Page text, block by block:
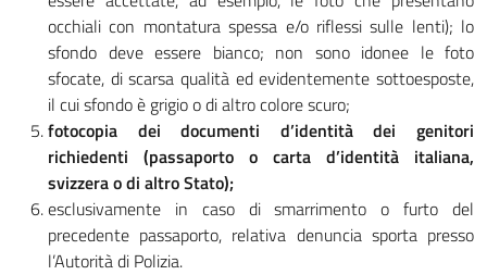
occhiali con montatura spessa e/o riflessi sulle lenti); lo
sfondo deve essere bianco; non sono idonee le foto
sfocate, di scarsa qualità ed evidentemente sottoesposte,
il cui sfondo è grigio o di altro colore scuro;
fotocopia dei documenti d’identità dei genitori
richiedenti (passaporto o carta d’identità italiana,
svizzera o di altro Stato);
esclusivamente in caso di smarrimento o furto del
precedente passaporto, relativa denuncia sporta presso
l’Autorità di Polizia.